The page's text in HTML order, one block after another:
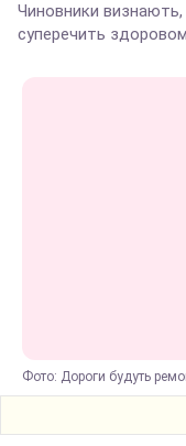
Чиновники визнають,
суперечить
Фото: Дороги будуть